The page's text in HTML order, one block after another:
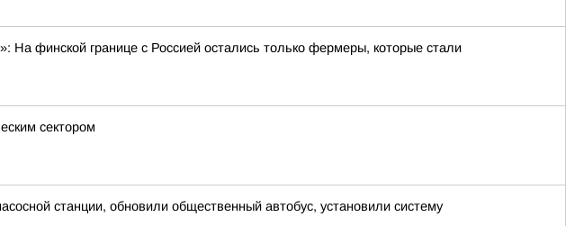
финской границе с Россией остались только фермеры, которые стали
сектором
станции, обновили общественный автобус, установили систему